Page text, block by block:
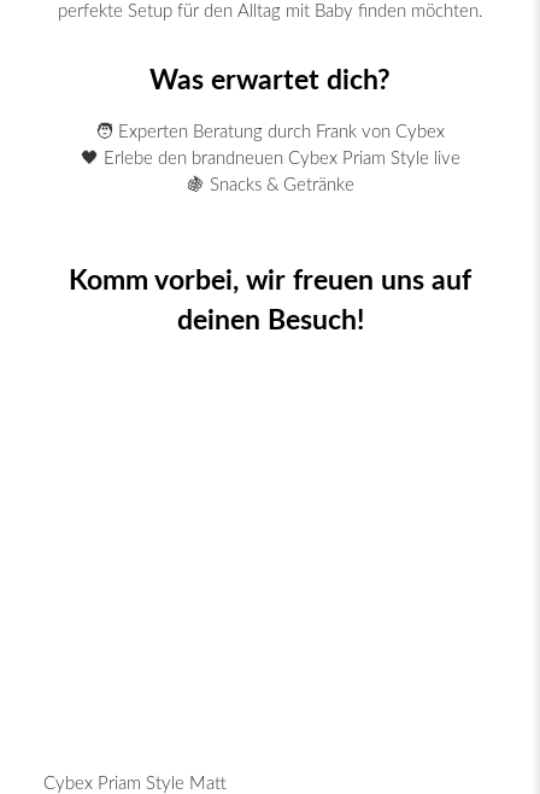
perfekte Setup für den Alltag mit Baby finden möchten.
Was erwartet dich?
🧑 Experten Beratung durch Frank von Cybex
🖤 Erlebe den brandneuen Cybex Priam Style live
🍇 Snacks & Getränke
Komm vorbei, wir freuen uns auf
deinen Besuch!
Cybex Priam Style Matt